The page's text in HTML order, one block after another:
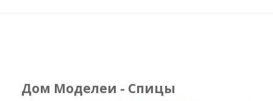
Дом Моделеи - Спицы